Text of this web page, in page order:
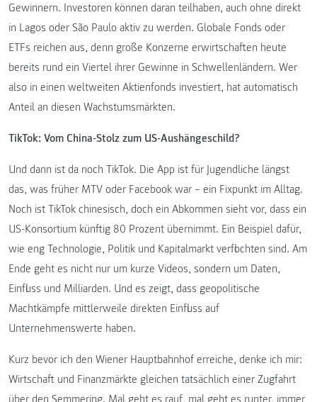
Gewinnern. Investoren können daran teilhaben, auch ohne direkt
in Lagos oder São Paulo aktiv zu werden. Globale Fonds oder
ETFs reichen aus, denn große Konzerne erwirtschaften heute
bereits rund ein Viertel ihrer Gewinne in Schwellenländern. Wer
also in einen weltweiten Aktienfonds investiert, hat automatisch
Anteil an diesen Wachstumsmärkten.
TikTok: Vom China-Stolz zum US-Aushängeschild?
Und dann ist da noch TikTok. Die App ist für Jugendliche längst
das, was früher MTV oder Facebook war – ein Fixpunkt im Alltag.
Noch ist TikTok chinesisch, doch ein Abkommen sieht vor, dass ein
US-Konsortium künftig 80 Prozent übernimmt. Ein Beispiel dafür,
wie eng Technologie, Politik und Kapitalmarkt verflochten sind. Am
Ende geht es nicht nur um kurze Videos, sondern um Daten,
Einfluss und Milliarden. Und es zeigt, dass geopolitische
Machtkämpfe mittlerweile direkten Einfluss auf
Unternehmenswerte haben.
Kurz bevor ich den Wiener Hauptbahnhof erreiche, denke ich mir:
Wirtschaft und Finanzmärkte gleichen tatsächlich einer Zugfahrt